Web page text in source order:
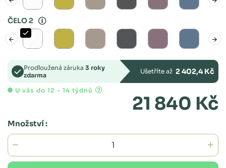
ČELO 2
Prodloužená záruka 3 roky
zdarma
Ušetříte až 2 402,4 Kč
U vás do 12 - 14 týdnů
21 840 Kč
Množství :